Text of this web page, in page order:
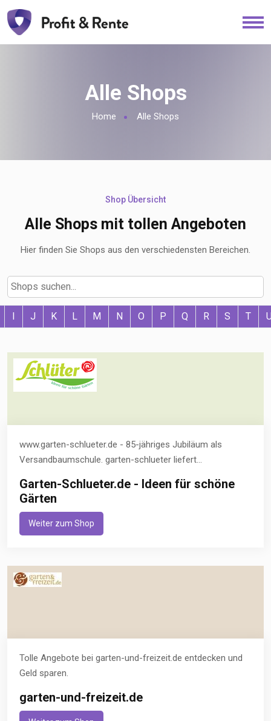
Alle Shops
Home Alle Shops
Shop Übersicht
Alle Shops mit tollen Angeboten
Hier finden Sie Shops aus den verschiedensten Bereichen.
I J K L M N O P Q R S T
www.garten-schlueter.de - 85-jähriges Jubiläum als
Versandbaumschule. garten-schlueter liefert...
Garten-Schlueter.de - Ideen für schöne
Gärten
Weiter zum Shop
Tolle Angebote bei garten-und-freizeit.de entdecken und
Geld sparen.
garten-und-freizeit.de